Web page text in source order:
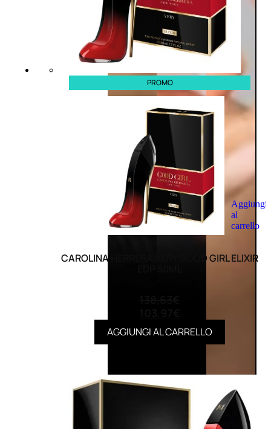
Aggiungi
al
carrello
PROMO
CAROLINA HERRERA VERY GOOD GIRL ELIXIR
AGGIUNGI AL CARRELLO